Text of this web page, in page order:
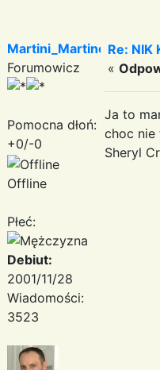
Martini_Martinez
Forumowicz
Pomocna dłoń:
+0/-0
Offline
Płeć:
Debiut:
2001/11/28
Wiadomości:
3523
Re: NIK
«
Ja to
choc nie
Sheryl